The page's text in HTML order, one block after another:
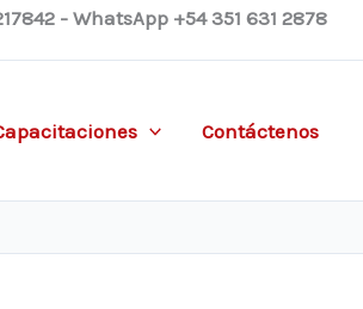
- WhatsApp +54 351 631 2878
Contáctenos